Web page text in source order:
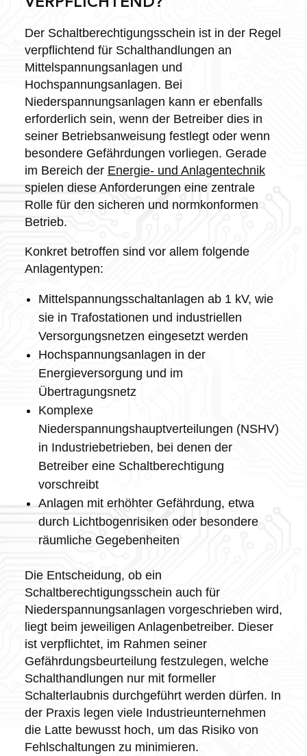
Der Schaltberechtigungsschein ist in der Regel
verpflichtend für Schalthandlungen an
Mittelspannungsanlagen und
Hochspannungsanlagen. Bei
Niederspannungsanlagen kann er ebenfalls
erforderlich sein, wenn der Betreiber dies in
seiner Betriebsanweisung festlegt oder wenn
besondere Gefährdungen vorliegen. Gerade
im Bereich der Energie- und Anlagentechnik
spielen diese Anforderungen eine zentrale
Rolle für den sicheren und normkonformen
Betrieb.
Konkret betroffen sind vor allem folgende
Anlagentypen:
Mittelspannungsschaltanlagen ab 1 kV, wie
sie in Trafostationen und industriellen
Versorgungsnetzen eingesetzt werden
Hochspannungsanlagen in der
Energieversorgung und im
Übertragungsnetz
Komplexe
Niederspannungshauptverteilungen (NSHV)
in Industriebetrieben, bei denen der
Betreiber eine Schaltberechtigung
vorschreibt
Anlagen mit erhöhter Gefährdung, etwa
durch Lichtbogenrisiken oder besondere
räumliche Gegebenheiten
Die Entscheidung, ob ein
Schaltberechtigungsschein auch für
Niederspannungsanlagen vorgeschrieben wird,
liegt beim jeweiligen Anlagenbetreiber. Dieser
ist verpflichtet, im Rahmen seiner
Gefährdungsbeurteilung festzulegen, welche
Schalthandlungen nur mit formeller
Schalterlaubnis durchgeführt werden dürfen. In
der Praxis legen viele Industrieunternehmen
die Latte bewusst hoch, um das Risiko von
Fehlschaltungen zu minimieren.